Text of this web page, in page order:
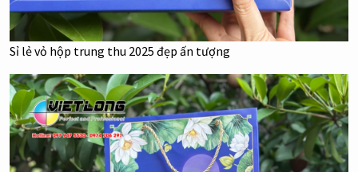
Sỉ lẻ vỏ hộp trung thu 2025 đẹp ấn tượng